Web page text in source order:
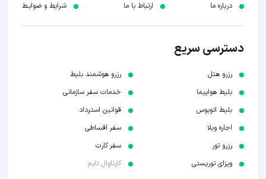
درباره ما ارتباط با ما شرایط و ضوابـط
دسترسی سریع
رزرو هتل
بلیط هواپیما
بلیط اتوبوس
اجاره ویلا
رزرو تور
ویزای توریستی
رزرو هوشمند بلیط
خدمات سفر سازمانی
قوانین استرداد
سفر اقساطی
سفر کارت
کارناوال تایم